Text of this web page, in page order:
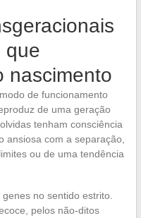
que
nascimento
de funcionamento
de uma geração
tenham consciência
ansiosa com a separação,
ou de uma tendência
no sentido estrito.
pelos não-ditos